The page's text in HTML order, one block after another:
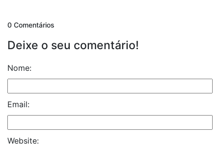
0 Comentários
Deixe o seu comentário!
Nome:
Email:
Website: